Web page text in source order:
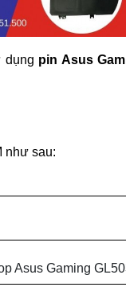
dụng pin Asus
như sau:
Asus Gaming